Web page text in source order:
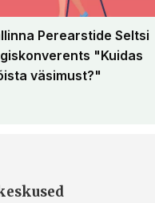
Perearstide Seltsi
"Kuidas
väsimust?"